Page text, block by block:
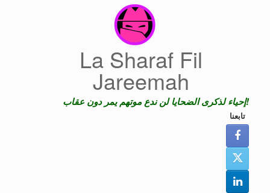
La Sharaf Fil
Jareemah
إحياء لذكرى الضحايا لن ندع موتهم يمر دون عقاب!
تابعنا